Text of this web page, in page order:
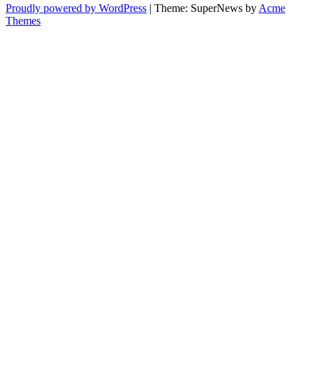
Proudly powered by WordPress | Theme: SuperNews by Acme
Themes